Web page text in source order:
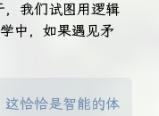
我们试图用逻辑
中，如果遇见矛
这恰恰是智能的体